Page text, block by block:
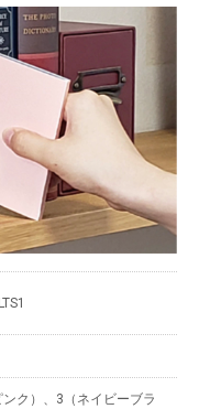
ク）、3（ネイビーブラ